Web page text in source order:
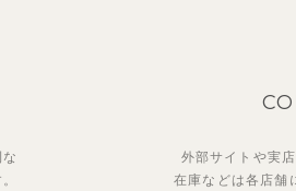
外部サイトや実
在庫などは各店舗